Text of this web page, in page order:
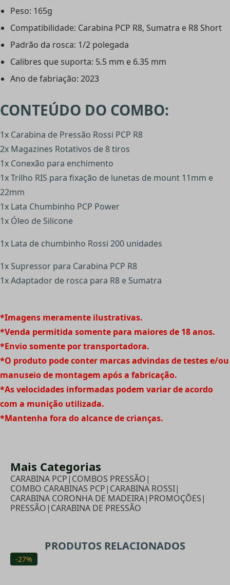
Peso: 165g
Compatibilidade: Carabina PCP R8, Sumatra e R8 Short
Padrão da rosca: 1/2 polegada
Calibres que suporta: 5.5 mm e 6.35 mm
Ano de fabriação: 2023
CONTEÚDO DO COMBO:
1x Carabina de Pressão Rossi PCP R8
2x Magazines Rotativos de 8 tiros
1x Conexão para enchimento
1x Trilho RIS para fixação de lunetas de mount 11mm e
22mm
1x Lata Chumbinho PCP Power
1x Óleo de Silicone
1x Lata de chumbinho Rossi 200 unidades
1x Supressor para Carabina PCP R8
1x Adaptador de rosca para R8 e Sumatra
*Imagens meramente ilustrativas.
*Venda permitida somente para maiores de 18 anos.
*Envio somente por transportadora.
*O produto pode conter marcas advindas de testes e/ou
manuseio de montagem após a fabricação.
*As velocidades informadas podem variar de acordo
com a munição utilizada.
*Mantenha fora do alcance de crianças.
Mais Categorias
CARABINA PCP| COMBOS PRESSÃO|
COMBO CARABINAS PCP| CARABINA ROSSI|
CARABINA CORONHA DE MADEIRA| PROMOÇÕES|
PRESSÃO| CARABINA DE PRESSÃO
PRODUTOS RELACIONADOS
-27%